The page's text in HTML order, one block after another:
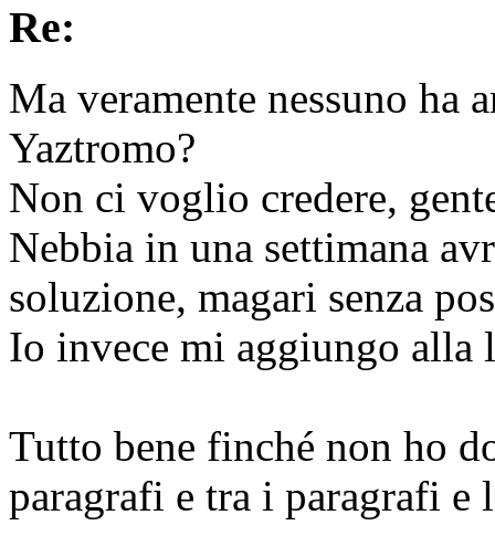
Re:
Ma veramente nessuno ha
Yaztromo?
Non ci voglio credere,
Nebbia in una settimana
soluzione, magari senza
Io invece mi aggiungo alla
Tutto bene finché non ho
paragrafi e tra i paragrafi e